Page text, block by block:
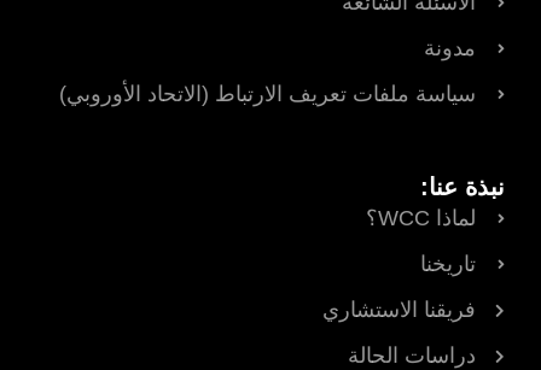
مدونة
سياسة ملفات تعريف الارتباط (الاتحاد الأوروبي)
نبذة عنا:
لماذا WCC؟
تاريخنا
فريقنا الاستشاري
دراسات الحالة